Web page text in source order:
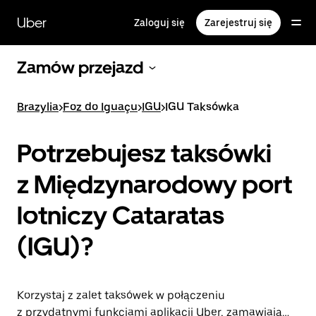
głównej
zawartości
Uber Zaloguj się Zarejestruj się
Zamów przejazd
Brazylia>Foz do Iguaçu>IGU>IGU Taksówka
Potrzebujesz taksówki
z Międzynarodowy port
lotniczy Cataratas
(IGU)?
Korzystaj z zalet taksówek w połączeniu
z przydatnymi funkcjami aplikacji Uber, zamawiając